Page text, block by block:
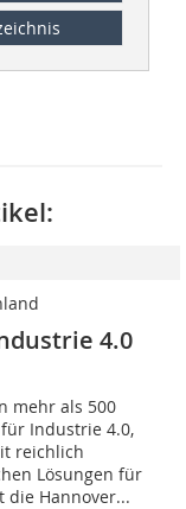
4.0
mehr als 500
Industrie 4.0,
reichlich
Lösungen für
die Hannover...